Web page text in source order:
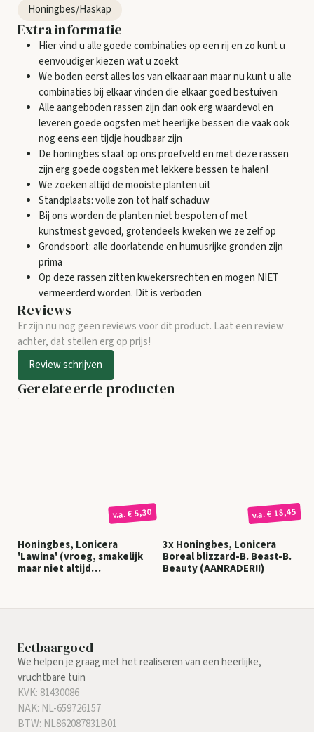
Honingbes/Haskap
Extra informatie
Hier vind u alle goede combinaties op een rij en zo kunt u
eenvoudiger kiezen wat u zoekt
We boden eerst alles los van elkaar aan maar nu kunt u alle
combinaties bij elkaar vinden die elkaar goed bestuiven
Alle aangeboden rassen zijn dan ook erg waardevol en
leveren goede oogsten met heerlijke bessen die vaak ook
nog eens een tijdje houdbaar zijn
De honingbes staat op ons proefveld en met deze rassen
zijn erg goede oogsten met lekkere bessen te halen!
We zoeken altijd de mooiste planten uit
Standplaats: volle zon tot half schaduw
Bij ons worden de planten niet bespoten of met
kunstmest gevoed, grotendeels kweken we ze zelf op
Grondsoort: alle doorlatende en humusrijke gronden zijn
prima
Op deze rassen zitten kwekersrechten en mogen NIET
vermeerderd worden. Dit is verboden
Reviews
Er zijn nu nog geen reviews voor dit product. Laat een review
achter, dat stellen erg op prijs!
Review schrijven
Gerelateerde producten
v.a.€ 5,30
Honingbes, Lonicera
'Lawina' (vroeg, smakelijk
maar niet altijd
v.a.€ 18,45
3x Honingbes, Lonicera
Boreal blizzard-B. Beast-B.
Beauty (AANRADER!!)
Eetbaargoed
We helpen je graag met het realiseren van een heerlijke,
vruchtbare tuin
KVK: 81430086
NAK: NL-659726157
BTW: NL862087831B01